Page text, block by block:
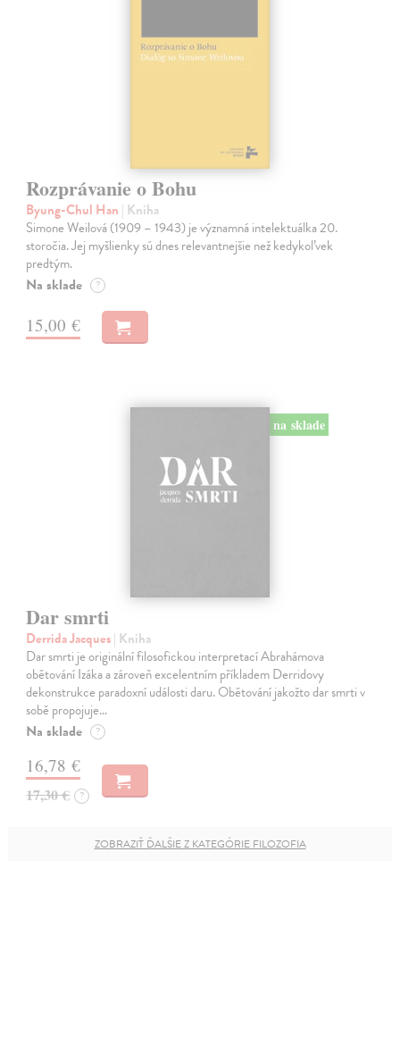
Rozprávanie o Bohu
Byung-Chul Han | Kniha
Simone Weilová (1909 – 1943) je významná intelektuálka 20.
storočia. Jej myšlienky sú dnes relevantnejšie než kedykoľvek
predtým.
Na sklade ?
15,00 €
na sklade
Dar smrti
Derrida Jacques| Kniha
Dar smrti je originální filosofickou interpretací Abrahámova
obětování Izáka a zároveň excelentním příkladem Derridovy
dekonstrukce paradoxní události daru. Obětování jakožto dar smrti v
sobě propojuje…
Na sklade ?
16,78 €
17,30 € ?
ZOBRAZIŤ ĎALŠIE Z KATEGÓRIE FILOZOFIA